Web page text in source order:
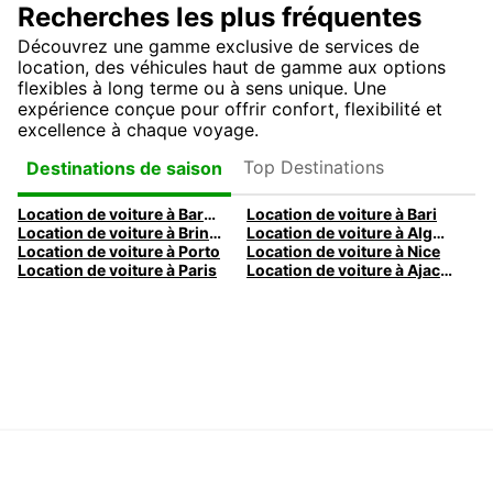
Recherches les plus fréquentes
Découvrez une gamme exclusive de services de
location, des véhicules haut de gamme aux options
flexibles à long terme ou à sens unique. Une
expérience conçue pour offrir confort, flexibilité et
excellence à chaque voyage.
Destinations de saison
Top Destinations
Location de voiture à Barcelone
Location de voiture à Bari
Location de voiture à Brindisi
Location de voiture à Alghero
Location de voiture à Porto
Location de voiture à Nice
Location de voiture à Paris
Location de voiture à Ajaccio